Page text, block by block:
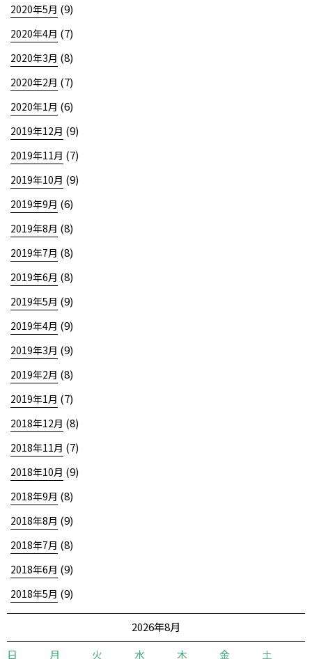
2020年5月 (9)
2020年4月 (7)
2020年3月 (8)
2020年2月 (7)
2020年1月 (6)
2019年12月 (9)
2019年11月 (7)
2019年10月 (9)
2019年9月 (6)
2019年8月 (8)
2019年7月 (8)
2019年6月 (8)
2019年5月 (9)
2019年4月 (9)
2019年3月 (9)
2019年2月 (8)
2019年1月 (7)
2018年12月 (8)
2018年11月 (7)
2018年10月 (9)
2018年9月 (8)
2018年8月 (9)
2018年7月 (8)
2018年6月 (9)
2018年5月 (9)
2026年8月
日
月 火 水 木 金 土